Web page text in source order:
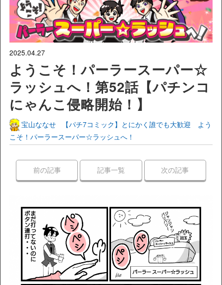
2025.04.27
ようこそ！パーラースーパー☆
ラッシュへ！第52話【パチンコ
にゃんこ侵略開始！】
宝山ななせ
【パチ7コミック】とにかく誰でも大歓迎 よう
こそ！パーラースーパー☆ラッシュへ！
前の記事 記事一覧 次の記事